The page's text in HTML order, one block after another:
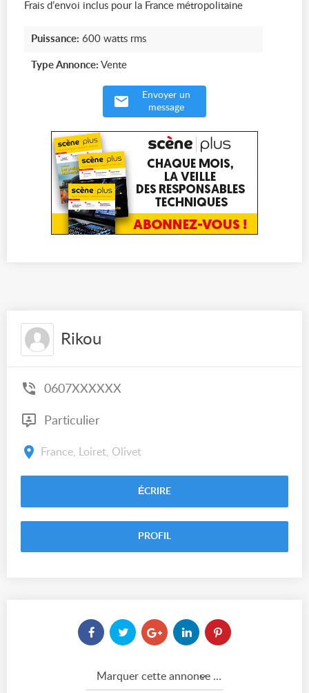
Frais d’envoi inclus pour la France métropolitaine
Puissance: 600 watts rms
Type Annonce: Vente
Envoyer un
message
Rikou
0607XXXXXX
Particulier
France, Loiret, Olivet
ÉCRIRE
PROFIL
Marquer cette annonce comme...